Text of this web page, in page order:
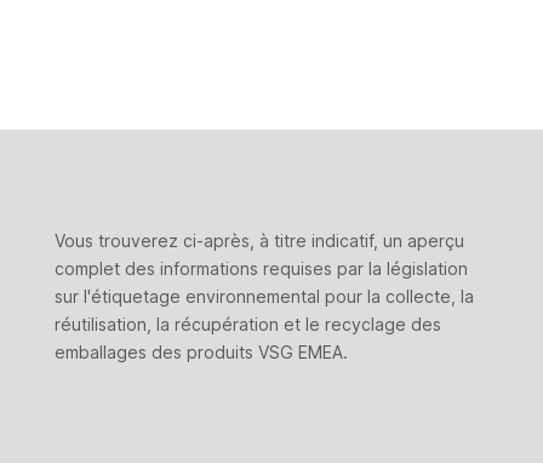
Vous trouverez ci-après, à titre indicatif, un aperçu
complet des informations requises par la législation
sur l'étiquetage environnemental pour la collecte, la
réutilisation, la récupération et le recyclage des
emballages des produits VSG EMEA.